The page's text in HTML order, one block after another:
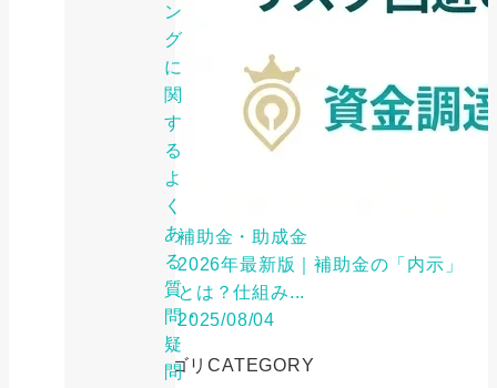
ン
グ
に
関
す
る
よ
く
あ
る
質
問・
疑
問
補助金・助成金
2026年最新版｜補助金の「内示」
とは？仕組み...
2025/08/04
カテゴリCATEGORY